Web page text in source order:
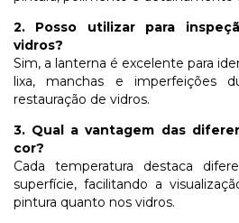
2. Posso utilizar para
vidros?
Sim, a lanterna é excelente para
lixa, manchas e imperfeições
restauração de vidros.
3. Qual a vantagem das
cor?
Cada temperatura destaca
superfície, facilitando a
pintura quanto nos vidros.